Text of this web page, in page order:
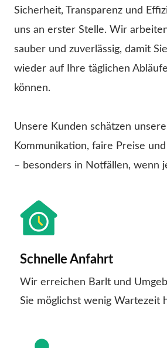
Sicherheit, Transparenz und
uns an erster Stelle. Wir
sauber und zuverlässig, damit
wieder auf Ihre täglichen
können.
Unsere Kunden schätzen
Kommunikation, faire Preise
– besonders in Notfällen, wenn
Schnelle Anfahrt
Wir erreichen Barlt und
Sie möglichst wenig Wartezeit